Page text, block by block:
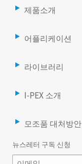
제품소개
어플리케이션
라이브러리
I-PEX 소개
모조품 대처방안
뉴스레터 구독 신청